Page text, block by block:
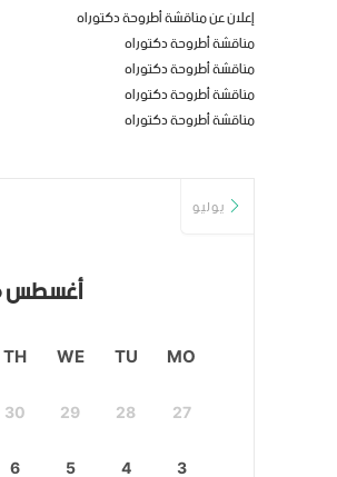
إعلان عن مناقشة أطروحة دكتوراه
مناقشة أطروحة دكتوراه
مناقشة أطروحة دكتوراه
مناقشة أطروحة دكتوراه
مناقشة أطروحة دكتوراه
يوليو
أغسطس 2026
MO
TU
WE
TH
27
28
29
30
3
4
5
6